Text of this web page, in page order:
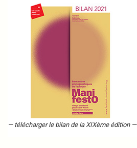
— télécharger le bilan de la XIXème édition —